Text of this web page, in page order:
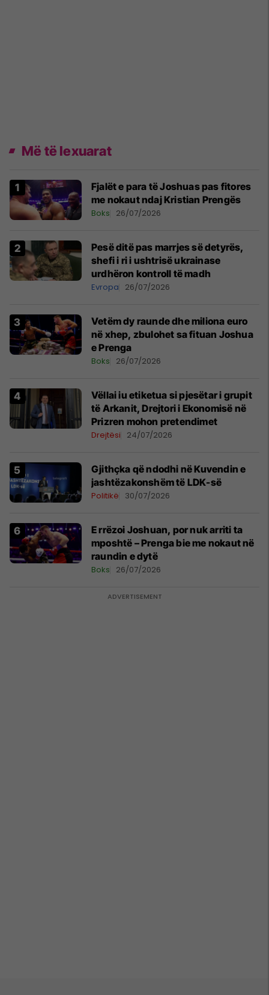
Më të lexuarat
Fjalët e para të Joshuas pas fitores
me nokaut ndaj Kristian Prengës
Boks 26/07/2026
Pesë ditë pas marrjes së detyrës,
shefi i ri i ushtrisë ukrainase
urdhëron kontroll të madh
Evropa 26/07/2026
Vetëm dy raunde dhe miliona euro
në xhep, zbulohet sa fituan Joshua
e Prenga
Boks 26/07/2026
Vëllai iu etiketua si pjesëtar i grupit
të Arkanit, Drejtori i Ekonomisë në
Prizren mohon pretendimet
Drejtësi 24/07/2026
Gjithçka që ndodhi në Kuvendin e
jashtëzakonshëm të LDK-së
Politikë 30/07/2026
E rrëzoi Joshuan, por nuk arriti ta
mposhtë – Prenga bie me nokaut në
raundin e dytë
Boks 26/07/2026